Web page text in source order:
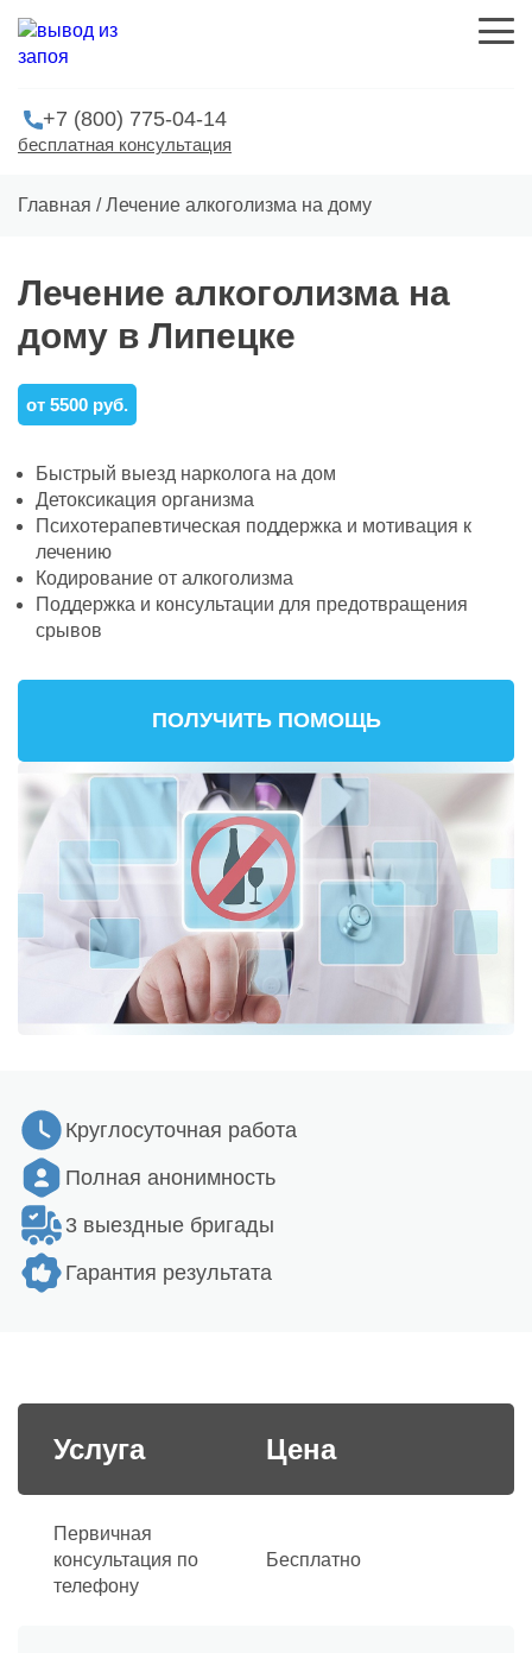
+7 (800) 775-04-14
бесплатная консультация
Главная /Лечение алкоголизма на дому
Лечение алкоголизма на
дому в Липецке
от 5500 руб.
Быстрый выезд нарколога на дом
Детоксикация организма
Психотерапевтическая поддержка и мотивация к
лечению
Кодирование от алкоголизма
Поддержка и консультации для предотвращения
срывов
ПОЛУЧИТЬ ПОМОЩЬ
Круглосуточная работа
Полная анонимность
3 выездные бригады
Гарантия результата
Услуга Цена
Первичная
консультация по
телефону
Бесплатно